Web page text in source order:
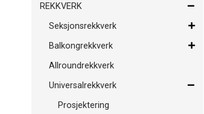
REKKVERK
Seksjonsrekkverk
Balkongrekkverk
Allroundrekkverk
Universalrekkverk
Prosjektering